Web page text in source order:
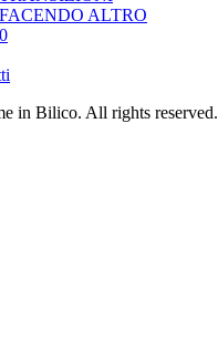
FACENDO ALTRO
in Bilico. All rights reserved.